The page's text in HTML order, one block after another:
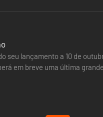
lançamento a 10 de
em breve uma última